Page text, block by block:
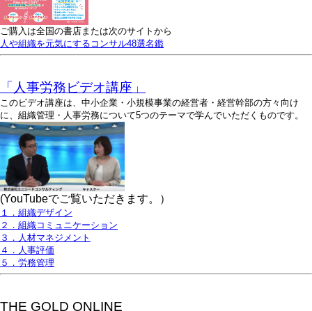
ご購入は全国の書店または次のサイトから
人や組織を元気にするコンサル48選名鑑
「人事労務ビデオ講座」
このビデオ講座は、中小企業・小規模事業の経営者・経営幹部の方々向け
に、組織管理・人事労務について5つのテーマで学んでいただくものです。
(YouTubeでご覧いただきます。）
１．組織デザイン
２．組織コミュニケーション
３．人材マネジメント
４．人事評価
５．労務管理
THE GOLD ONLINE